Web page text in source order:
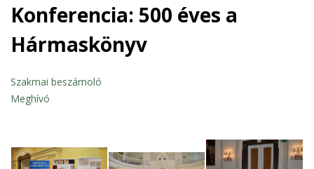
Konferencia: 500 éves a
Hármaskönyv
Szakmai beszámoló
Meghívó